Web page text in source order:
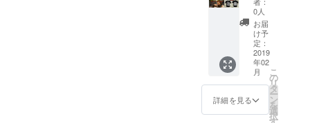
為、実
物と仕
上がり
が異な
る場合
が御座
いま
了承下
さい。
枠数に
応じ
て、動
画がオ
ムニバ
ス形式
になる
場合が
御座い
OK！！
※自前の
楽器の
持ち込
み演奏
可能！
ター、
ベー
ト】 枠
売り切
れの
為、限
定2枠追
加！！
①アイ
ガーゴ
イルの
モーニ
ング
0人
お届
け予
定：
2019
年02
月
詳細を見る
こ
の
リ
タ
ー
ン
を
選
択